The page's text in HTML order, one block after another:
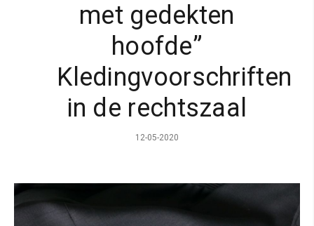
met gedekten
hoofde”
Kledingvoorschriften
in de rechtszaal
12-05-2020